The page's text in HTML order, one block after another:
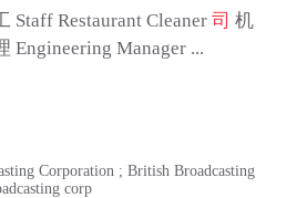
Staff Restaurant Cleaner 司 机
Engineering Manager ...
Corporation ; British Broadcasting
corp